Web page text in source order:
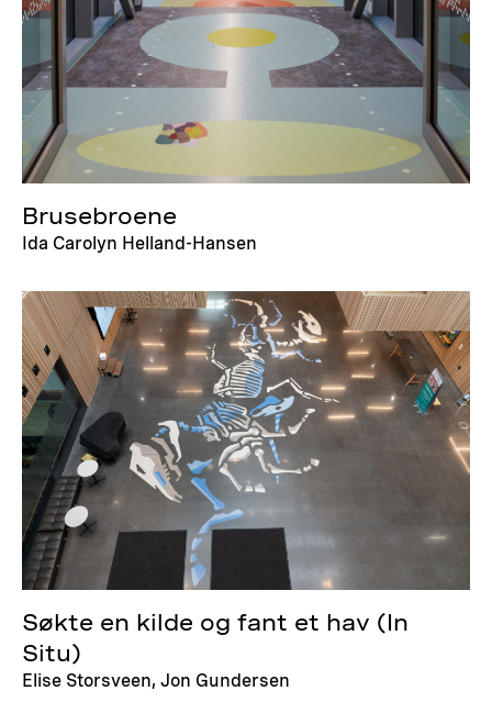
Brusebroene
Ida Carolyn Helland-Hansen
Søkte en kilde og fant et hav (In
Situ)
Elise Storsveen, Jon Gundersen